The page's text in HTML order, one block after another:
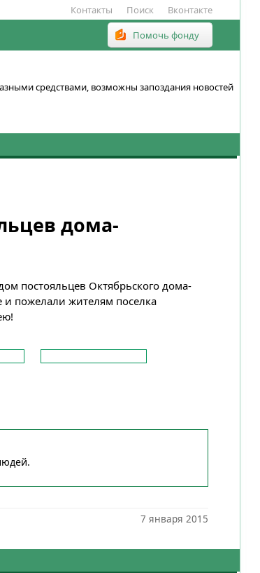
Контакты Поиск Вконтакте
Помочь фонду
средствами, возможны запоздания новостей
дома-
постояльцев Октябрьского дома-
пожелали жителям поселка
7 января 2015